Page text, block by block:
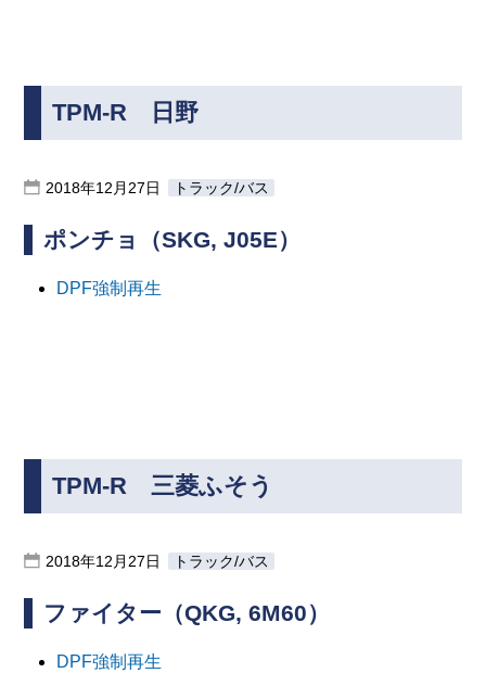
TPM-R 日野
2018年12月27日 トラック/バス
ポンチョ（SKG, J05E）
DPF強制再生
TPM-R 三菱ふそう
2018年12月27日 トラック/バス
ファイター（QKG, 6M60）
DPF強制再生